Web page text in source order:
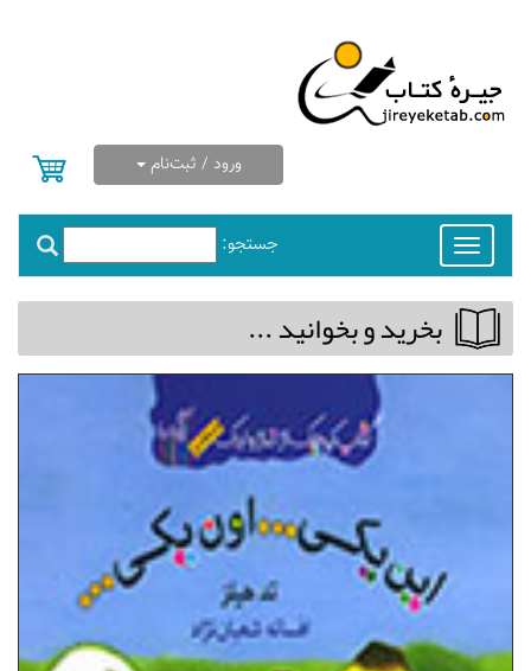
ورود / ثبت‌نام
جستجو:
Toggle
navigation
بخريد و بخوانيد ...